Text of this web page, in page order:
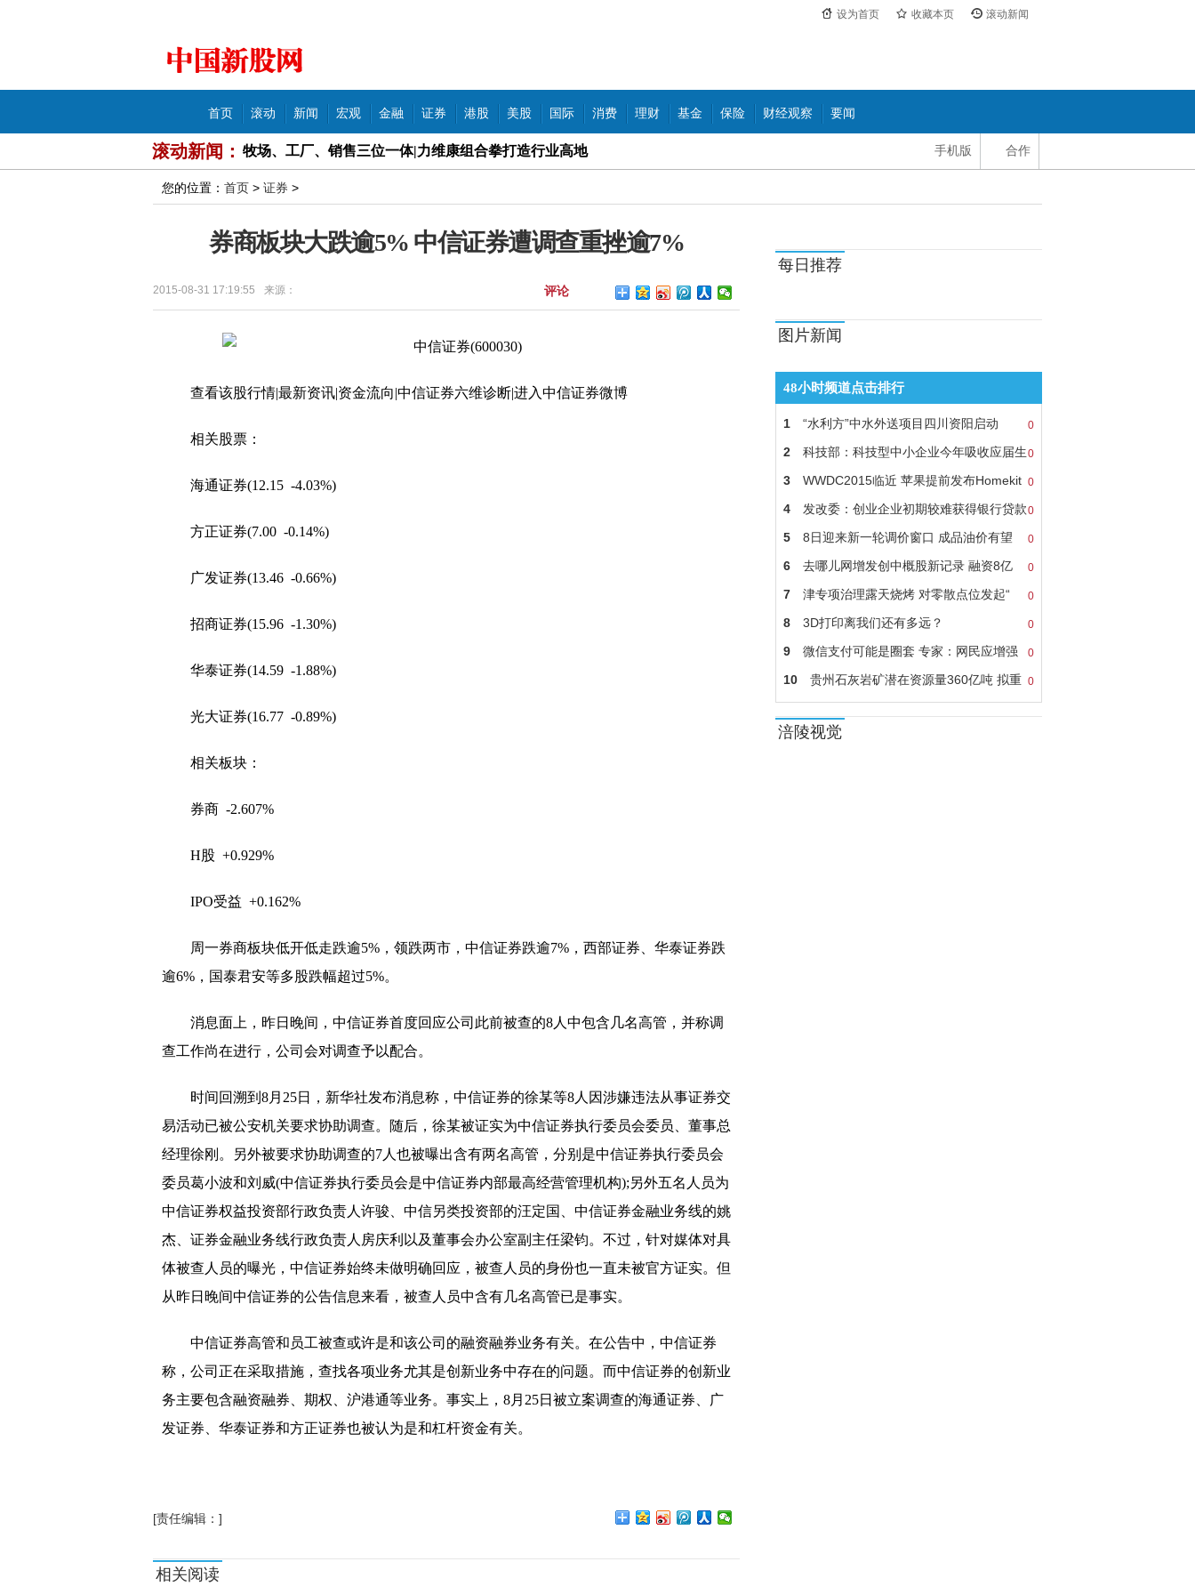
设为首页 收藏本页 滚动新闻
首页 滚动 新闻 宏观 金融 证券 港股 美股 国际 消费 理财 基金 保险 财经观察 要闻
滚动新闻： 牧场、工厂、销售三位一体|力维康组合拳打造行业高地
悦府·尚书房项目挖坑卖空楼 定金万元涉违规预售
文化惠民献老区· 开启创业新“铝”途
郑州市民购买斯利安叶酸片 里面竟“藏”活虫
第一创业16日起停牌核查 深圳富婆赵燕半年没了100亿
天津一回迁房项目入住四年 农民工拿不全工钱
合作
手机版
您的位置： 首页 > 证券 >
券商板块大跌逾5% 中信证券遭调查重挫逾7%
2015-08-31 17:19:55 来源： 评论
查看该股行情|最新资讯|资金流向|中信证券六维诊断|进入中信证券微博
相关股票：
海通证券(12.15 -4.03%)
方正证券(7.00 -0.14%)
广发证券(13.46 -0.66%)
招商证券(15.96 -1.30%)
华泰证券(14.59 -1.88%)
光大证券(16.77 -0.89%)
相关板块：
券商 -2.607%
H股 +0.929%
IPO受益 +0.162%
周一券商板块低开低走跌逾5%，领跌两市，中信证券跌逾7%，西部证券、华泰证券跌
逾6%，国泰君安等多股跌幅超过5%。
消息面上，昨日晚间，中信证券首度回应公司此前被查的8人中包含几名高管，并称调
查工作尚在进行，公司会对调查予以配合。
时间回溯到8月25日，新华社发布消息称，中信证券的徐某等8人因涉嫌违法从事证券交
易活动已被公安机关要求协助调查。随后，徐某被证实为中信证券执行委员会委员、董事总
经理徐刚。另外被要求协助调查的7人也被曝出含有两名高管，分别是中信证券执行委员会
委员葛小波和刘威(中信证券执行委员会是中信证券内部最高经营管理机构);另外五名人员为
中信证券权益投资部行政负责人许骏、中信另类投资部的汪定国、中信证券金融业务线的姚
杰、证券金融业务线行政负责人房庆利以及董事会办公室副主任梁钧。不过，针对媒体对具
体被查人员的曝光，中信证券始终未做明确回应，被查人员的身份也一直未被官方证实。但
从昨日晚间中信证券的公告信息来看，被查人员中含有几名高管已是事实。
中信证券高管和员工被查或许是和该公司的融资融券业务有关。在公告中，中信证券
称，公司正在采取措施，查找各项业务尤其是创新业务中存在的问题。而中信证券的创新业
务主要包含融资融券、期权、沪港通等业务。事实上，8月25日被立案调查的海通证券、广
发证券、华泰证券和方正证券也被认为是和杠杆资金有关。
[责任编辑：]
相关阅读
每日推荐
图片新闻
48小时频道点击排行
0
1 “水利方”中水外送项目四川资阳启动
0
2 科技部：科技型中小企业今年吸收应届生
0
3
WWDC2015临近 苹果提前发布Homekit
指南
0
4 发改委：创业企业初期较难获得银行贷款
0
5 8日迎来新一轮调价窗口 成品油价有望
0
6 去哪儿网增发创中概股新记录 融资8亿
0
7 津专项治理露天烧烤 对零散点位发起“
0
8 3D打印离我们还有多远？
0
9 微信支付可能是圈套 专家：网民应增强
0
10 贵州石灰岩矿潜在资源量360亿吨 拟重
涪陵视觉